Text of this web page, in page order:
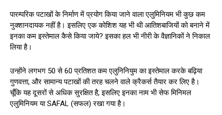
पारम्परिक पटाखों के निर्माण में प्रयोग किया जाने वाला एलुमिनियम भी कुछ कम
नुक्शानदायक नहीं है। इसलिए एक कोशिश यह भी थी आतिशबाजियों को बनाने में
इनका कम इस्तेमाल कैसे किया जाये? इसका हल भी नीरी के वैज्ञानिकों ने निकाल
लिया है।
उन्होंने लगभग 50 से 60 प्रतिशत कम एलुनिनियुम का इस्तेमाल करके बढ़िया
गुणवत्ता, और सामान्य पटाखों की तरह चलने वाले क्रैकर्स तैयार कर लिए है।
चूँकि यह दूसरों से अधिक सुरक्षित है, इसलिए इनका नाम भी सेफ मिनिमल
एलुमिनियम या SAFAL (सफल) रखा गया है।